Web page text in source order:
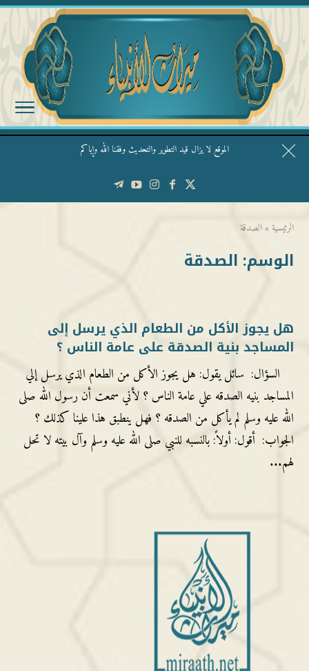
الموقع لا يزال قيد التطوير والتحديث وفقنا الله وإياكم
قال الشيخ ربيع وفقه الله: نحن ليس عندنا تقديس الأشخاص
الرئيسية » الصدقة
الوسم: الصدقة
هل يجوز الأكل من الطعام الذي يرسل إلى
المساجد بنية الصدقة على عامة الناس ؟
السؤال: سائل يقول: هل يجوز الأكل من الطعام الذي يرسل إلي
المساجد بنيه الصدقه علي عامة الناس ؟ لأني سمعت أن رسول الله صلى
الله عليه وسلم لم يأكل من الصدقه ؟ فهل ينطبق هذا علينا كذلك ؟
الجواب: أقول: أولاً: بالنسبه للنبي صلى الله عليه وسلم وآل بيته لا تحل
لهم...